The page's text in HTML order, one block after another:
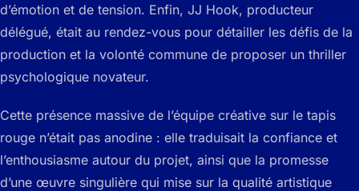
d’émotion et de tension. Enfin, JJ Hook, producteur
délégué, était au rendez-vous pour détailler les défis de la
production et la volonté commune de proposer un thriller
psychologique novateur.
Cette présence massive de l’équipe créative sur le tapis
rouge n’était pas anodine : elle traduisait la confiance et
l’enthousiasme autour du projet, ainsi que la promesse
d’une œuvre singulière qui mise sur la qualité artistique